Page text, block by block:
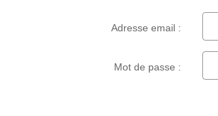
Adresse email :
Mot de passe :